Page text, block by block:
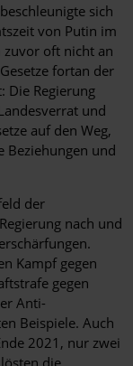
sich
von Putin im
zuvor oft nicht an
fortan der
Die Regierung
und
auf den Weg,
Beziehungen und
der
nach und
Kampf gegen
gegen
Anti-
Beispiele. Auch
2021, nur zwei
die